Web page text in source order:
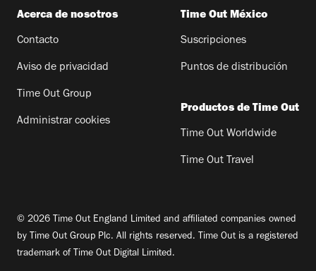
Acerca de nosotros
Contacto
Aviso de privacidad
Time Out Group
Administrar cookies
Time Out México
Suscripciones
Puntos de distribución
Productos de Time Out
Time Out Worldwide
Time Out Travel
© 2026 Time Out England Limited and affiliated companies owned
by Time Out Group Plc. All rights reserved. Time Out is a registered
trademark of Time Out Digital Limited.